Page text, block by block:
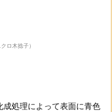
クロ木捻子）
処理によって表面に青色